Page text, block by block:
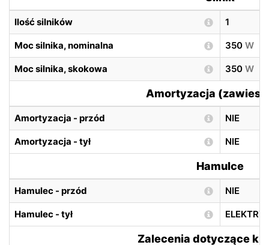
Ilość silników 1
Moc silnika, nominalna 350 W
Moc silnika, skokowa 350 W
Amortyzacja
Amortyzacja - przód NIE
Amortyzacja - tył NIE
Hamulce
Hamulec - przód NIE
Hamulec - tył
Zalecenia dotyczące